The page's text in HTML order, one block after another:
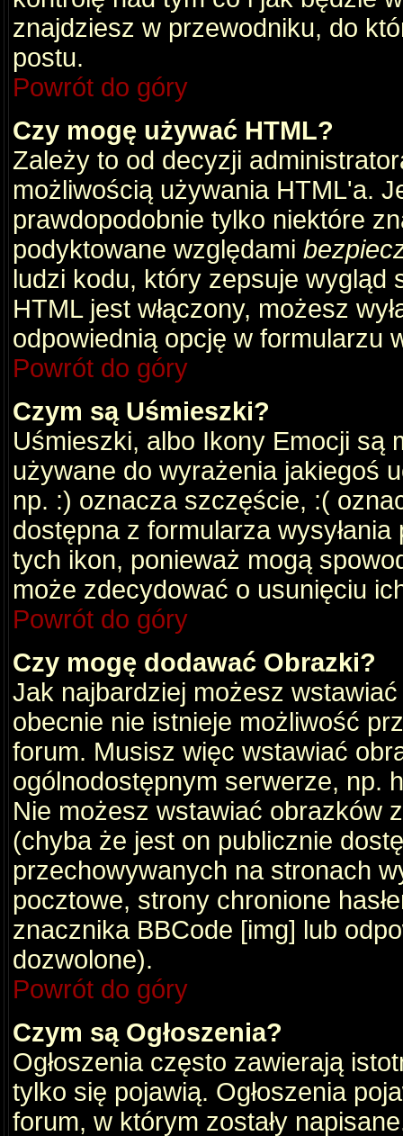
znajdziesz w przewodniku, do
postu.
Powrót do góry
Czy mogę używać HTML?
Zależy to od decyzji
możliwością używania HTML'a.
prawdopodobnie tylko niektóre
podyktowane względami
ludzi kodu, który zepsuje wygląd
HTML jest włączony, możesz
odpowiednią opcję w formularzu
Powrót do góry
Czym są Uśmieszki?
Uśmieszki, albo Ikony Emocji są
używane do wyrażenia jakiegoś
np. :) oznacza szczęście, :(
dostępna z formularza
tych ikon, ponieważ mogą
może zdecydować o usunięciu
Powrót do góry
Czy mogę dodawać Obrazki?
Jak najbardziej możesz
obecnie nie istnieje możliwość
forum. Musisz więc wstawiać
ogólnodostępnym serwerze, np.
Nie możesz wstawiać obrazków
(chyba że jest on publicznie
przechowywanych na stronach
pocztowe, strony chronione
znacznika BBCode [img] lub
dozwolone).
Powrót do góry
Czym są Ogłoszenia?
Ogłoszenia często zawierają
tylko się pojawią. Ogłoszenia
forum, w którym zostały